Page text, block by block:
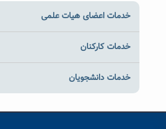
خدمات اعضای هیات علمی
خدمات کارکنان
خدمات دانشجویان